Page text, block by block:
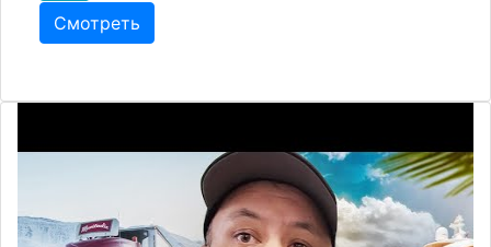
Смотреть